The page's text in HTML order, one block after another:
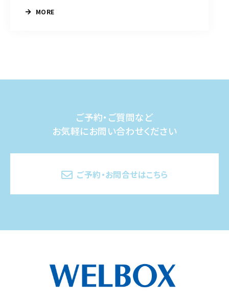
MORE
ご予約・ご質問など
お気軽にお問い合わせください
ご予約・お問合せはこちら